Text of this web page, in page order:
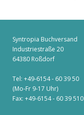
Syntropia Buchversand
Industriestraße 20
64380 Roßdorf
Tel: +49-6154 - 60 39 50
(Mo-Fr 9-17 Uhr)
Fax: +49-6154 - 60 39 510